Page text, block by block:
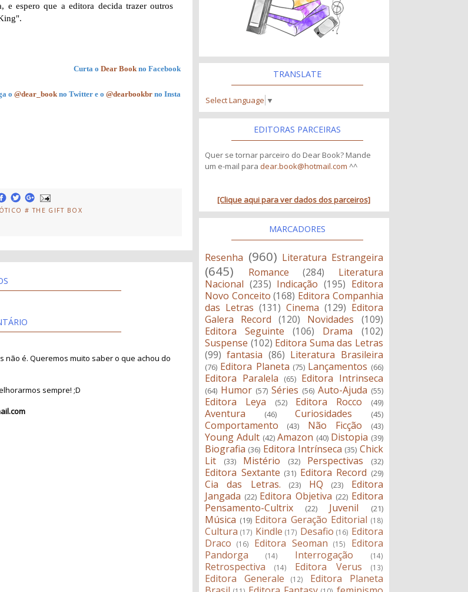
e espero que a editora decida trazer outros
Curta oDear Book no Facebook
o@dear_book no Twitter e o@dearbookbr no Insta
# THE GIFT BOX
não é. Queremos muito saber o que achou do
sempre! ;D
TRANSLATE
Select Language ▼
EDITORAS PARCEIRAS
Quer se tornar parceiro do Dear Book? Mande
um e-mail para dear.book@hotmail.com ^^
[Clique aqui para ver dados dos parceiros]
MARCADORES
Resenha (960) Literatura Estrangeira
(645) Romance (284)
Literatura
Nacional (235) Indicação (195) Editora
Novo Conceito (168) Editora Companhia
das Letras (131) Cinema (129) Editora
Galera Record
(120) Novidades
(109)
Editora Seguinte
(106) Drama
(102)
Suspense (102) Editora Suma das Letras
(99) fantasia (86) Literatura Brasileira
(76) Editora Planeta (75) Lançamentos (66)
Editora Paralela (65) Editora Intrinseca
(64) Humor (57) Séries (56) Auto-Ajuda (55)
Editora Leya (52) Editora Rocco (49)
Aventura (46) Curiosidades (45)
Comportamento (43) Não Ficção (43)
Young Adult (42) Amazon (40) Distopia (39)
Biografia (36) Editora Intrínseca (35) Chick
Lit
(33) Mistério (32) Perspectivas (32)
Editora Sextante (31) Editora Record (29)
Cia das Letras. (23) HQ (23)
Editora
Jangada (22) Editora Objetiva (22) Editora
Pensamento-Cultrix
(22) Juvenil (21)
Música (19) Editora Geração Editorial (18)
Cultura (17) Kindle (17) Desafio (16) Editora
Draco
(16) Editora Seoman (15)
Editora
Pandorga
(14) Interrogação (14)
Retrospectiva (14) Editora Verus (13)
Editora Generale (12)
Editora Planeta